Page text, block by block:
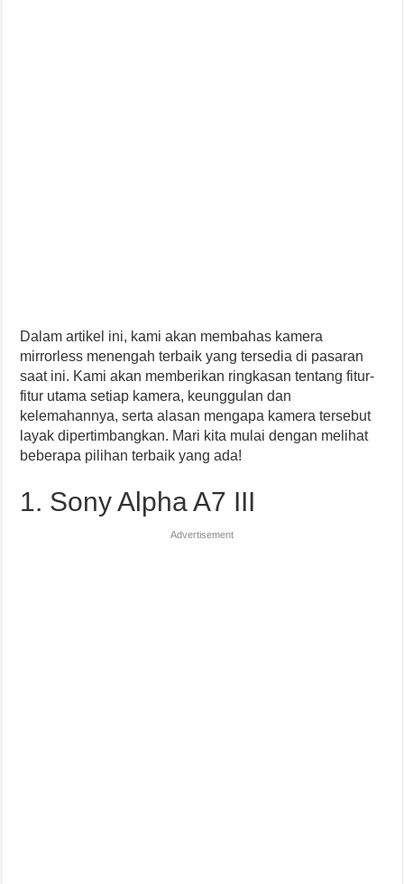
Dalam artikel ini, kami akan membahas kamera
mirrorless menengah terbaik yang tersedia di pasaran
saat ini. Kami akan memberikan ringkasan tentang fitur-
fitur utama setiap kamera, keunggulan dan
kelemahannya, serta alasan mengapa kamera tersebut
layak dipertimbangkan. Mari kita mulai dengan melihat
beberapa pilihan terbaik yang ada!
1. Sony Alpha A7 III
Advertisement